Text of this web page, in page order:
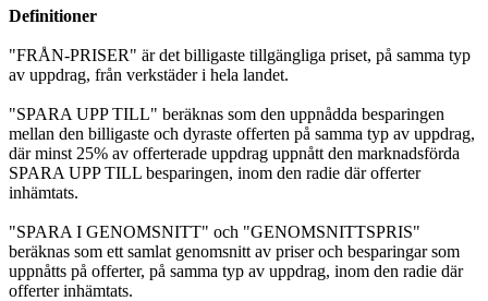
Definitioner
"FRÅN-PRISER" är det billigaste tillgängliga priset, på samma typ
av uppdrag, från verkstäder i hela landet.
"SPARA UPP TILL" beräknas som den uppnådda besparingen
mellan den billigaste och dyraste offerten på samma typ av uppdrag,
där minst 25% av offerterade uppdrag uppnått den marknadsförda
SPARA UPP TILL besparingen, inom den radie där offerter
inhämtats.
"SPARA I GENOMSNITT" och "GENOMSNITTSPRIS"
beräknas som ett samlat genomsnitt av priser och besparingar som
uppnåtts på offerter, på samma typ av uppdrag, inom den radie där
offerter inhämtats.